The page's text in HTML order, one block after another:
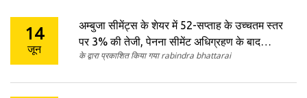
14
जून
अम्बुजा सीमेंट्स के शेयर में 52-सप्ताह के उच्चतम स्तर
पर 3% की तेजी, पेनना सीमेंट अधिग्रहण के बाद
उछाल
के द्वारा प्रकाशित किया गया rabindra bhattarai